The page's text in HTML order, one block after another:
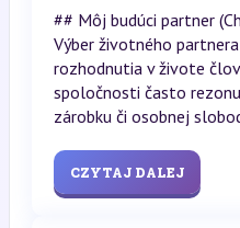
## Môj budúci partner
Výber životného
rozhodnutia v živote
spoločnosti často
zárobku či osobnej
CZYTAJ DALEJ